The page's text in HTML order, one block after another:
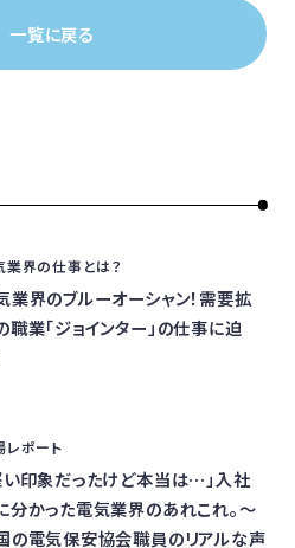
一覧に戻る
業界の仕事とは？
業界のブルーオーシャン！需要拡
職業「ジョインター」の仕事に迫
レポート
い印象だったけど本当は…」入社
分かった電気業界のあれこれ。～
の電気保安協会職員のリアルな声